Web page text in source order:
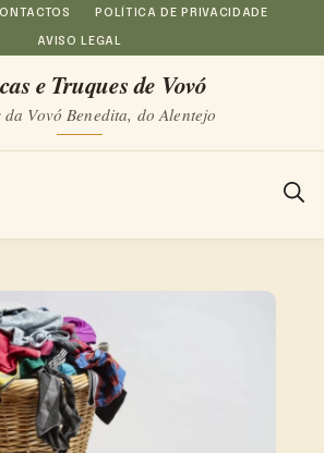
POLÍTICA DE PRIVACIDADE
AVISO LEGAL
e Truques de Vovó
da Vovó Benedita, do Alentejo